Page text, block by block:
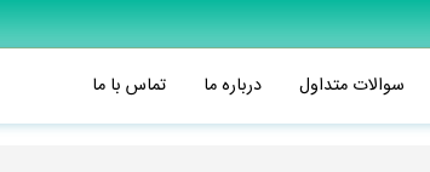
سوالات متداول درباره ما تماس با ما